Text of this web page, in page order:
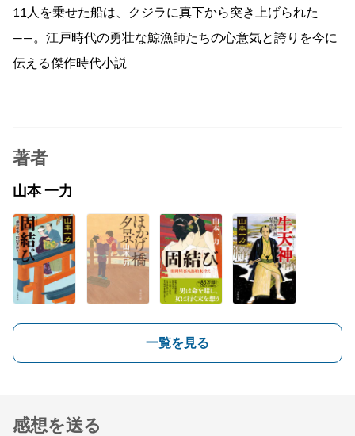
11人を乗せた船は、クジラに真下から突き上げられた
――。江戸時代の勇壮な鯨漁師たちの心意気と誇りを今に
伝える傑作時代小説
著者
山本 一力
一覧を見る
感想を送る